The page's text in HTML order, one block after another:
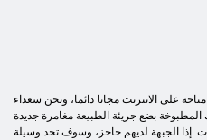
على الانترنت مجانا دائما، ونحن سعداء
بضع جريئة الطبيعة مغامرة جديدة
إذا الجبهة لديهم حاجز، وسوف تجد وسيلة